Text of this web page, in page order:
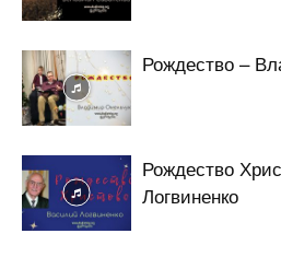
Рождество –
Рождество
Логвиненко